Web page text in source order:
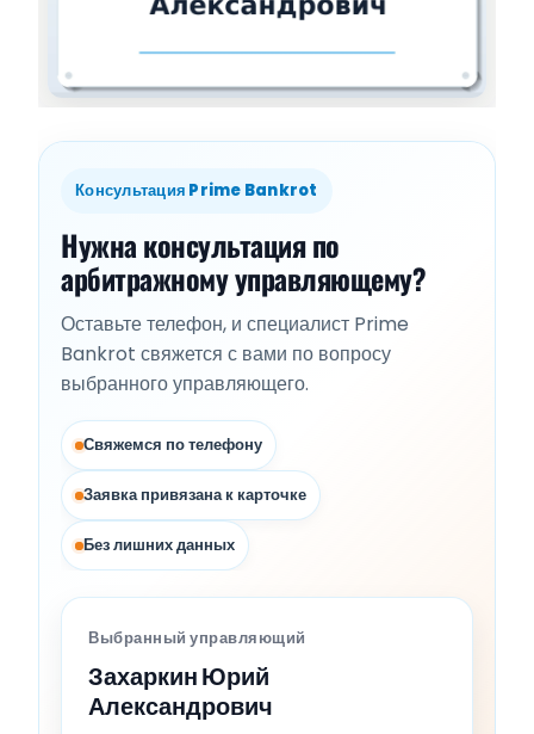
Консультация Prime Bankrot
Нужна консультация по
арбитражному управляющему?
Оставьте телефон, и специалист Prime
Bankrot свяжется с вами по вопросу
выбранного управляющего.
Свяжемся по телефону
Заявка привязана к карточке
Без лишних данных
Выбранный управляющий
Захаркин Юрий
Александрович